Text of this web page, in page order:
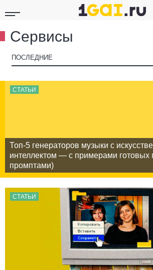
Сервисы
ПОСЛЕДНИЕ
СТАТЬИ
Топ-5 генераторов музыки с
интеллектом — с примерами готовых
промптами)
СТАТЬИ